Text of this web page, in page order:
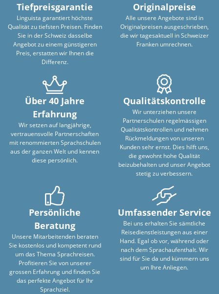
Tiefpreisgarantie
Linguista garantiert höchste
Qualität zu tiefsten Preisen. Finden
Sie in der Schweiz dasselbe
Angebot zu einem günstigeren
Preis, erstatten wir Ihnen die
Differenz.
Originalpreise
Alle unsere Angebote sind in
Originalpreisen ausgeschrieben,
die wir tagesaktuell in Schweizer
Franken umrechnen.
Über 40 Jahre
Erfahrung
Wir setzen auf langjährige,
vertrauensvolle Partnerschaften
mit renommierten Sprachschulen
aus der ganzen Welt und kennen
diese persönlich.
Qualitätskontrolle
Wir unterziehen unsere
Partnerschulen regelmässigen
Qualitätskontrollen und nehmen
Rückmeldungen von unseren
Kunden sehr ernst. Dies hilft uns,
die gewohnt hohe Qualität
beizubehalten und unser Angebot
stetig zu verbessern.
Persönliche
Beratung
Unsere Mitarbeitenden beraten
Sie kostenlos und kompetent rund
um das Thema Sprachreisen.
Profitieren Sie von unserer
grossen Erfahrung und finden Sie
das perfekte Angebot für Ihr
Sprachziel.
Umfassender Service
Bei uns erhalten Sie sämtliche
Reisedienstleistungen aus einer
Hand. Egal ob vor, während oder
nach dem Sprachaufenthalt. Wir
sind für Sie da und kümmern uns
um Ihre Anliegen.